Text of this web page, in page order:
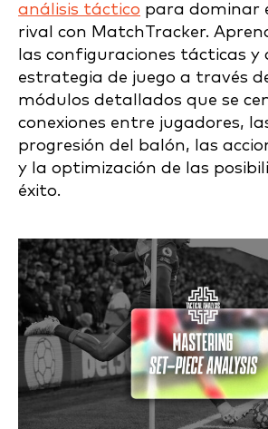
análisis táctico para dominar
rival con MatchTracker.
las configuraciones tácticas
estrategia de juego a través
módulos detallados que se
conexiones entre jugadores,
progresión del balón, las
y la optimización de las
éxito.